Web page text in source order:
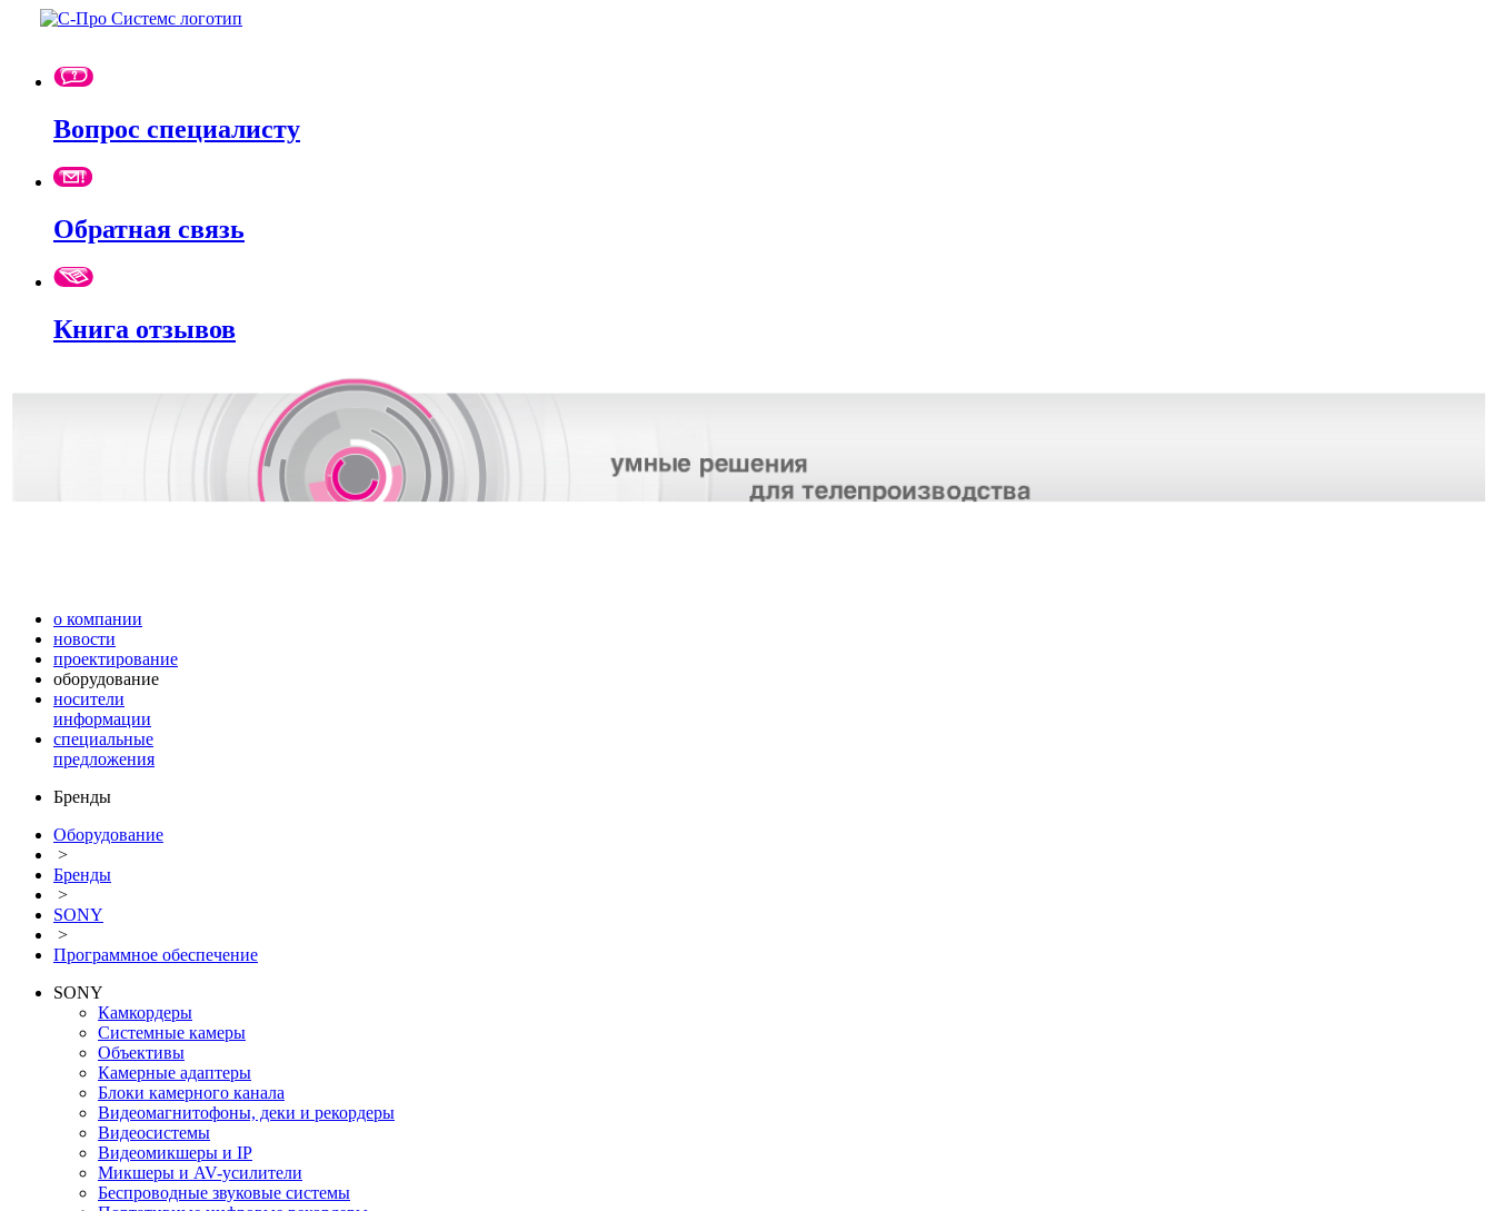
Вопрос специалисту
Обратная связь
Книга отзывов
о компании
новости
проектирование
оборудование
носители
информации
специальные
предложения
Бренды
Оборудование
>
Бренды
>
SONY
>
Программное обеспечение
SONY
Камкордеры
Системные камеры
Объективы
Камерные адаптеры
Блоки камерного канала
Видеомагнитофоны, деки и рекордеры
Видеосистемы
Видеомикшеры и IP
Микшеры и AV-усилители
Беспроводные звуковые системы